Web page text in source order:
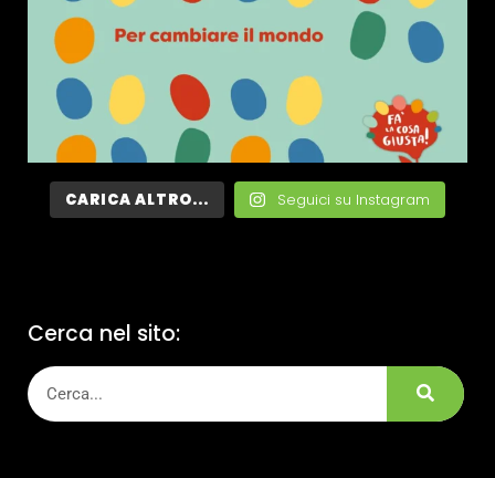
CARICA ALTRO... Seguici su Instagram
Cerca nel sito: